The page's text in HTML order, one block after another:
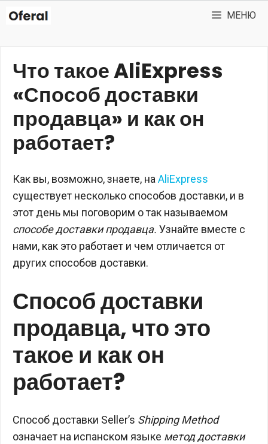
Перейти
МЕНЮ
Что такое AliExpress
«Способ доставки
продавца» и как он
работает?
Как вы, возможно, знаете, на AliExpress
существует несколько способов доставки, и в
этот день мы поговорим о так называемом
способе доставки продавца. Узнайте вместе с
нами, как это работает и чем отличается от
других способов доставки.
Способ доставки
продавца, что это
такое и как он
работает?
Способ доставки Seller’s Shipping Method
означает на испанском языке метод доставки